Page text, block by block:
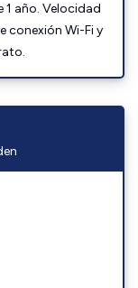
año. Velocidad
conexión Wi-Fi y